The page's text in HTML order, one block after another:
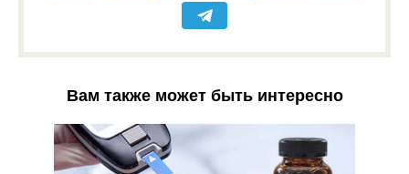
Вам также может быть интересно